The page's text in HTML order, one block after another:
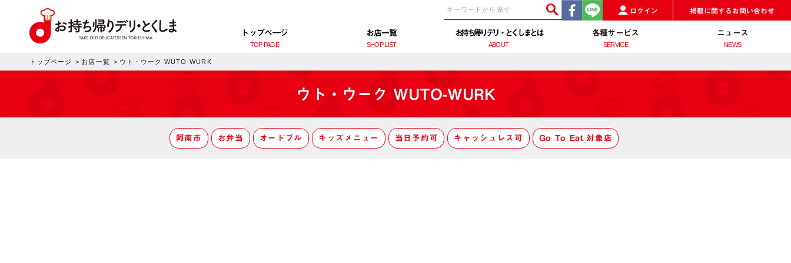
トップぺ―ジ
TOP PAGE
お店一覧
SHOP LIST
お持ち帰りデリ・とくしまとは
ABOUT
各種サービス
SERVICE
ニュース
NEWS
ログイン 掲載に関するお問い合わせ
トップページ > お店一覧 > ウト・ウーク WUTO-WURK
ウト・ウーク WUTO-WURK
阿南市 お弁当 オードブル キッズメニュー 当日予約可 キャッシュレス可 Go To Eat 対象店